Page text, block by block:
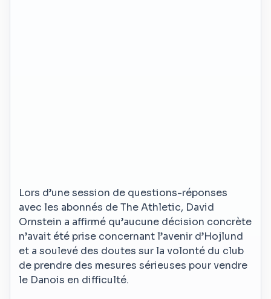
Lors d’une session de questions-réponses
avec les abonnés de The Athletic, David
Ornstein a affirmé qu’aucune décision concrète
n’avait été prise concernant l’avenir d’Hojlund
et a soulevé des doutes sur la volonté du club
de prendre des mesures sérieuses pour vendre
le Danois en difficulté.